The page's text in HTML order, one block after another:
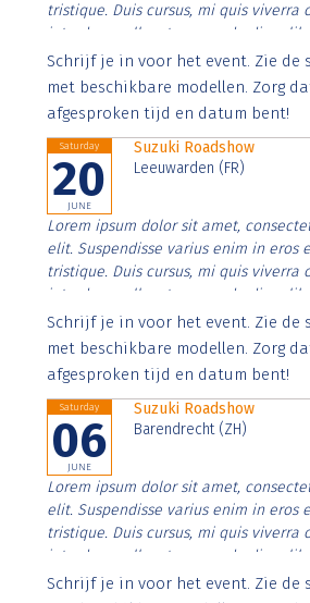
tristique. Duis cursus, mi quis viverra
interdum nulla, ut commodo diam
Aenean faucibus nibh et justo cursus
imperdiet. Nunc ut sem vitae risus
Schrijf je in voor het event. Zie de
met beschikbare modellen. Zorg
afgesproken tijd en datum bent!
Saturday
20
JUNE
Suzuki Roadshow
Leeuwarden (FR)
Lorem ipsum dolor sit amet,
elit. Suspendisse varius enim in eros
tristique. Duis cursus, mi quis viverra
interdum nulla, ut commodo diam
Aenean faucibus nibh et justo cursus
imperdiet. Nunc ut sem vitae risus
Schrijf je in voor het event. Zie de
met beschikbare modellen. Zorg
afgesproken tijd en datum bent!
Saturday
06
JUNE
Suzuki Roadshow
Barendrecht (ZH)
Lorem ipsum dolor sit amet,
elit. Suspendisse varius enim in eros
tristique. Duis cursus, mi quis viverra
interdum nulla, ut commodo diam
Aenean faucibus nibh et justo cursus
Schrijf je in voor het event. Zie de